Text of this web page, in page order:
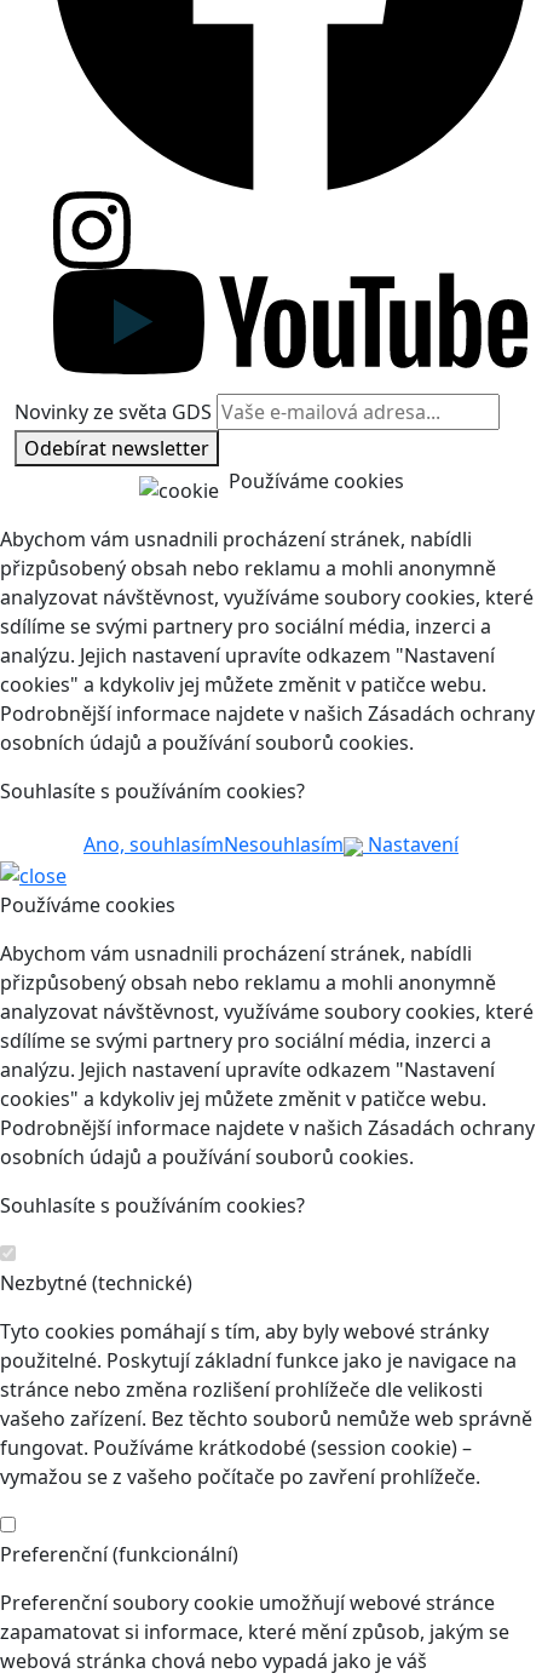
Novinky ze světa GDS
Odebírat newsletter
Používáme cookies
Abychom vám usnadnili procházení stránek, nabídli
přizpůsobený obsah nebo reklamu a mohli anonymně
analyzovat návštěvnost, využíváme soubory cookies, které
sdílíme se svými partnery pro sociální média, inzerci a
analýzu. Jejich nastavení upravíte odkazem "Nastavení
cookies" a kdykoliv jej můžete změnit v patičce webu.
Podrobnější informace najdete v našich Zásadách ochrany
osobních údajů a používání souborů cookies.
Souhlasíte s používáním cookies?
Ano, souhlasímNesouhlasím Nastavení
Používáme cookies
Abychom vám usnadnili procházení stránek, nabídli
přizpůsobený obsah nebo reklamu a mohli anonymně
analyzovat návštěvnost, využíváme soubory cookies, které
sdílíme se svými partnery pro sociální média, inzerci a
analýzu. Jejich nastavení upravíte odkazem "Nastavení
cookies" a kdykoliv jej můžete změnit v patičce webu.
Podrobnější informace najdete v našich Zásadách ochrany
osobních údajů a používání souborů cookies.
Souhlasíte s používáním cookies?
Nezbytné (technické)
Tyto cookies pomáhají s tím, aby byly webové stránky
použitelné. Poskytují základní funkce jako je navigace na
stránce nebo změna rozlišení prohlížeče dle velikosti
vašeho zařízení. Bez těchto souborů nemůže web správně
fungovat. Používáme krátkodobé (session cookie) –
vymažou se z vašeho počítače po zavření prohlížeče.
Preferenční (funkcionální)
Preferenční soubory cookie umožňují webové stránce
zapamatovat si informace, které mění způsob, jakým se
webová stránka chová nebo vypadá jako je váš